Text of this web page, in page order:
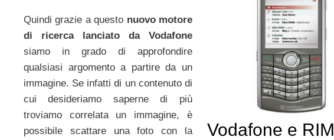
Quindi grazie a questo nuovo motore
di ricerca lanciato da Vodafone
siamo in grado di approfondire
qualsiasi argomento a partire da un
immagine. Se infatti di un contenuto di
cui desideriamo saperne di più
troviamo correlata un immagine, è
possibile scattare una foto con la
Vodafone e RIM